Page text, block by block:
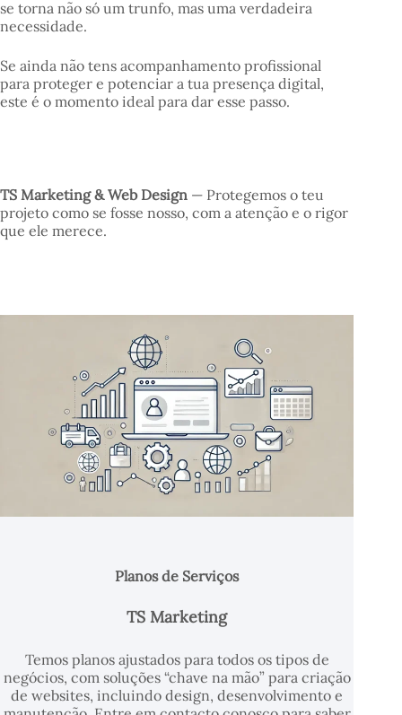
se torna não só um trunfo, mas uma verdadeira
necessidade.
Se ainda não tens acompanhamento profissional
para proteger e potenciar a tua presença digital,
este é o momento ideal para dar esse passo.
TS Marketing & Web Design — Protegemos o teu
projeto como se fosse nosso, com a atenção e o rigor
que ele merece.
Planos de Serviços
TS Marketing
Temos planos ajustados para todos os tipos de
negócios, com soluções “chave na mão” para criação
de websites, incluindo design, desenvolvimento e